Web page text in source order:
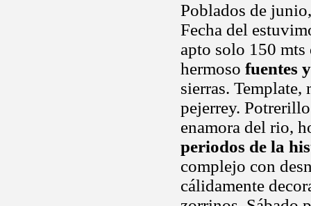
Poblados de
Fecha del
apto solo 150
hermoso fuentes
sierras. Template,
pejerrey.
enamora del rio,
periodos de la
complejo con
cálidamente